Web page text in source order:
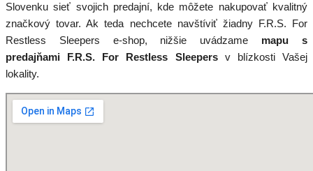
Slovenku sieť svojich predajní, kde môžete nakupovať kvalitný
značkový tovar. Ak teda nechcete navštíviť žiadny F.R.S. For
Restless Sleepers e-shop, nižšie uvádzame mapu s
predajňami F.R.S. For Restless Sleepersv blízkosti Vašej
lokality.